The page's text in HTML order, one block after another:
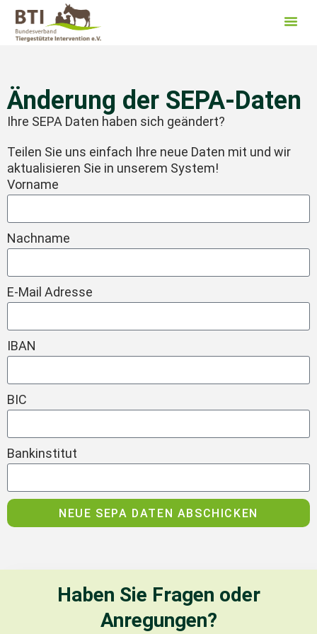
springen
Änderung der SEPA-Daten
Ihre SEPA Daten haben sich geändert?
Teilen Sie uns einfach Ihre neue Daten mit und wir
aktualisieren Sie in unserem System!
Vorname
Nachname
E-Mail Adresse
IBAN
BIC
Bankinstitut
NEUE SEPA DATEN ABSCHICKEN
Haben Sie Fragen oder
Anregungen?